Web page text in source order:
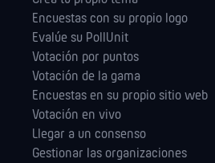
Encuestas con su propio logo
Evalúe su PollUnit
Votación por puntos
Votación de la gama
Encuestas en su propio sitio web
Votación en vivo
Llegar a un consenso
Gestionar las orga­nizaciones